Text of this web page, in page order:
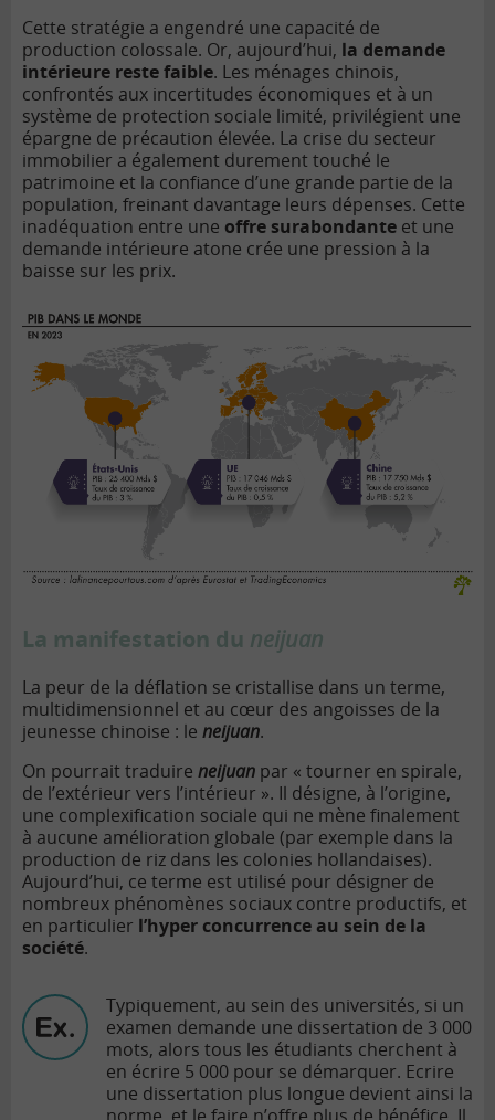
Cette stratégie a engendré une capacité de
production colossale. Or, aujourd’hui, la demande
intérieure reste faible. Les ménages chinois,
confrontés aux incertitudes économiques et à un
système de protection sociale limité, privilégient une
épargne de précaution élevée. La crise du secteur
immobilier a également durement touché le
patrimoine et la confiance d’une grande partie de la
population, freinant davantage leurs dépenses. Cette
inadéquation entre une offre surabondante et une
demande intérieure atone crée une pression à la
baisse sur les prix.
La manifestation du neijuan
La peur de la déflation se cristallise dans un terme,
multidimensionnel et au cœur des angoisses de la
jeunesse chinoise : le neijuan.
On pourrait traduire neijuan par « tourner en spirale,
de l’extérieur vers l’intérieur ». Il désigne, à l’origine,
une complexification sociale qui ne mène finalement
à aucune amélioration globale (par exemple dans la
production de riz dans les colonies hollandaises).
Aujourd’hui, ce terme est utilisé pour désigner de
nombreux phénomènes sociaux contre productifs, et
en particulier l’hyper concurrence au sein de la
société.
Typiquement, au sein des universités, si un
examen demande une dissertation de 3 000
mots, alors tous les étudiants cherchent à
en écrire 5 000 pour se démarquer. Ecrire
une dissertation plus longue devient ainsi la